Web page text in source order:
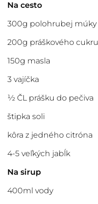
Na cesto
300g polohrubej múky
200g práškového cukru
150g masla
3 vajíčka
½ ČL prášku do pečiva
štipka soli
kôra z jedného citróna
4-5 veľkých jabĺk
Na sirup
400ml vody